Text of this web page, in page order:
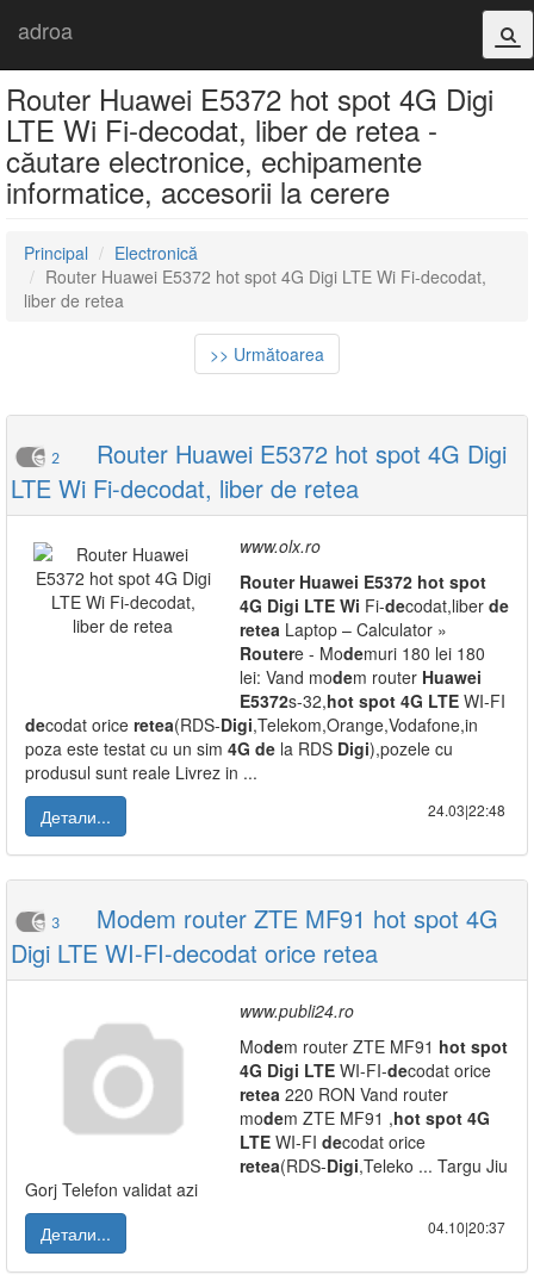
adroa
Router Huawei E5372 hot spot 4G Digi
LTE Wi Fi-decodat, liber de retea -
căutare electronice, echipamente
informatice, accesorii la cerere
Principal
Electronică
Router Huawei E5372 hot spot 4G Digi LTE Wi Fi-decodat,
liber de retea
>> Următoarea
2
Router Huawei E5372 hot spot 4G Digi
LTE Wi Fi-decodat, liber de retea
www.olx.ro
Router Huawei E5372 hot spot
4G Digi LTE Wi Fi-decodat,liber de
retea Laptop – Calculator »
Routere - Modemuri 180 lei 180
lei: Vand modem router Huawei
E5372s-32,hot spot 4G LTE WI-FI
decodat orice retea(RDS-Digi,Telekom,Orange,Vodafone,in
poza este testat cu un sim 4G de la RDS Digi),pozele cu
produsul sunt reale Livrez in ...
Детали...
24.03|22:48
3
Modem router ZTE MF91 hot spot 4G
Digi LTE WI-FI-decodat orice retea
www.publi24.ro
Modem router ZTE MF91 hot spot
4G Digi LTE WI-FI-decodat orice
retea 220 RON Vand router
modem ZTE MF91 ,hot spot 4G
LTE WI-FI decodat orice
retea(RDS-Digi,Teleko ... Targu Jiu
Gorj Telefon validat azi
Детали...
04.10|20:37